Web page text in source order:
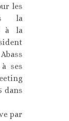
les
la
à la
ses
dans
par